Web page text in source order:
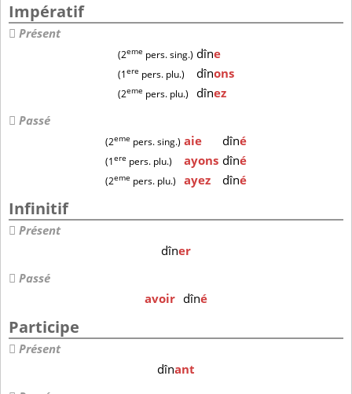
Impératif
Présent
(2eme pers. sing.) dîne
(1ere pers. plu.) dînons
(2eme pers. plu.) dînez
Passé
(2eme pers. sing.) aie dîné
(1ere pers. plu.) ayons dîné
(2eme pers. plu.) ayez dîné
Infinitif
Présent
dîner
Passé
avoir dîné
Participe
Présent
dînant